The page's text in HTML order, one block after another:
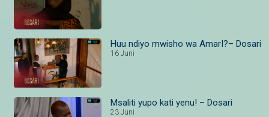
Huu ndiyo mwisho wa AmarI?– Dosari
16 Juni
Msaliti yupo kati yenu! – Dosari
23 Juni